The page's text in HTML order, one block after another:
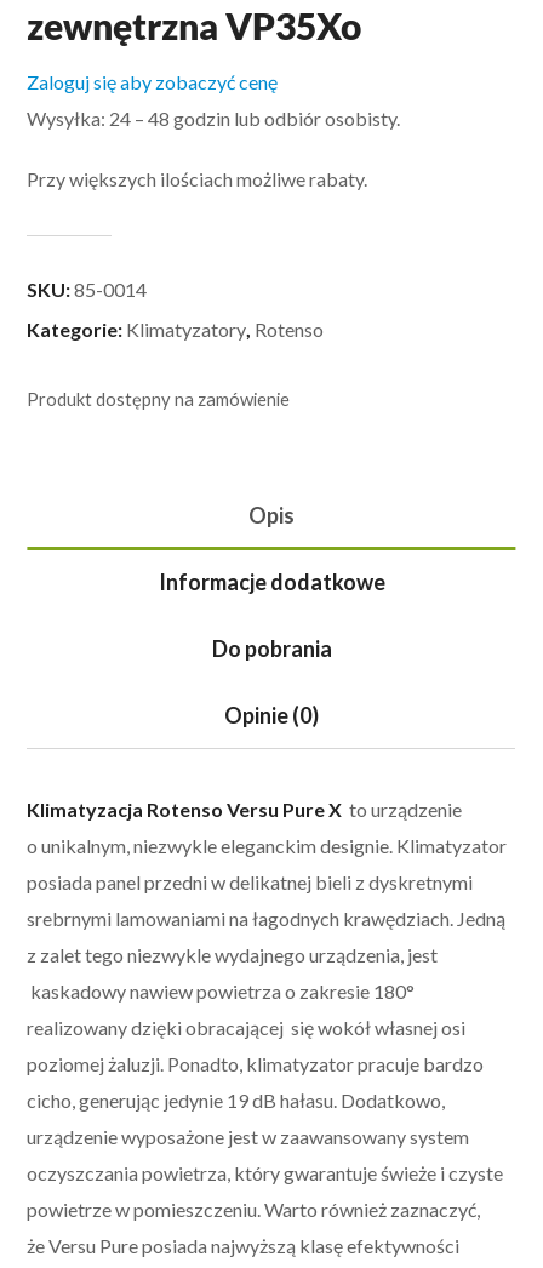
zewnętrzna VP35Xo
Zaloguj się aby zobaczyć cenę
Wysyłka: 24 – 48 godzin lub odbiór osobisty.
Przy większych ilościach możliwe rabaty.
SKU:85-0014
Kategorie: Klimatyzatory Rotenso
Produkt dostępny na zamówienie
Opis
Informacje dodatkowe
Do pobrania
Opinie (0)
Klimatyzacja Rotenso Versu Pure X to urządzenie
o unikalnym, niezwykle eleganckim designie. Klimatyzator
posiada panel przedni w delikatnej bieli z dyskretnymi
srebrnymi lamowaniami na łagodnych krawędziach. Jedną
z zalet tego niezwykle wydajnego urządzenia, jest
kaskadowy nawiew powietrza o zakresie 180°
realizowany dzięki obracającej się wokół własnej osi
poziomej żaluzji. Ponadto, klimatyzator pracuje bardzo
cicho, generując jedynie 19 dB hałasu. Dodatkowo,
urządzenie wyposażone jest w zaawansowany system
oczyszczania powietrza, który gwarantuje świeże i czyste
powietrze w pomieszczeniu. Warto również zaznaczyć,
że Versu Pure posiada najwyższą klasę efektywności